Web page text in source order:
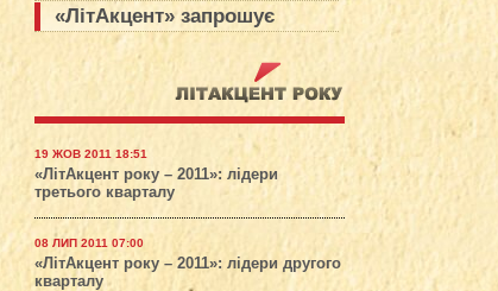
«ЛітАкцент» запрошує
19 ЖОВ 2011 18:51
«ЛітАкцент року – 2011»: лідери
третього кварталу
08 ЛИП 2011 07:00
«ЛітАкцент року – 2011»: лідери другого
кварталу